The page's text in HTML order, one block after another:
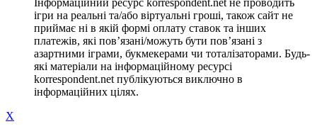
ігри на реальні та/або віртуальні гроші, також сайт не
приймає ні в якій формі оплату ставок та інших
платежів, які пов’язані/можуть бути пов’язані з
азартними іграми, букмекерами чи тоталізаторами. Будь-
які матеріали на інформаційному ресурсі
korrespondent.net публікуються виключно в
інформаційних цілях.
X